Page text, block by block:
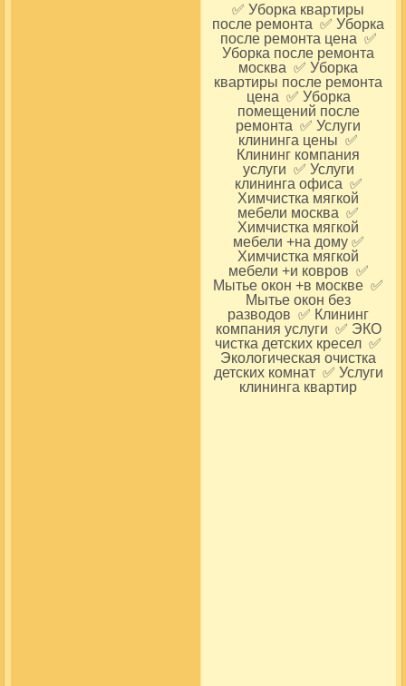
✅ Уборка квартиры
после ремонта ✅ Уборка
после ремонта цена ✅
Уборка после ремонта
москва ✅ Уборка
квартиры после ремонта
цена ✅ Уборка
помещений после
ремонта ✅ Услуги
клининга цены ✅
Клининг компания
услуги ✅ Услуги
клининга офиса ✅
Химчистка мягкой
мебели москва ✅
Химчистка мягкой
мебели +на дому ✅
Химчистка мягкой
мебели +и ковров ✅
Мытье окон +в москве ✅
Мытье окон без
разводов ✅ Клининг
компания услуги ✅ ЭКО
чистка детских кресел ✅
Экологическая очистка
детских комнат ✅ Услуги
клининга квартир